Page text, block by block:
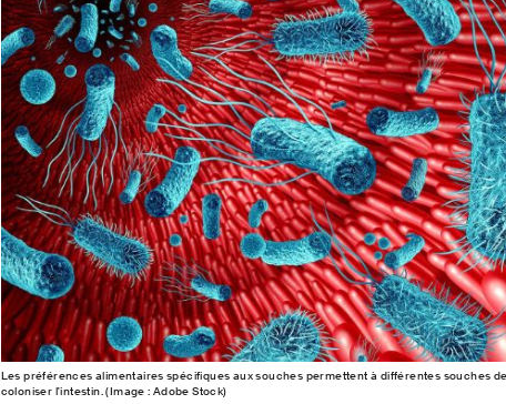
Les préférences alimentaires spécifiques aux souches permettent à différentes souches
coloniser l'intestin. (Image : Adobe Stock)